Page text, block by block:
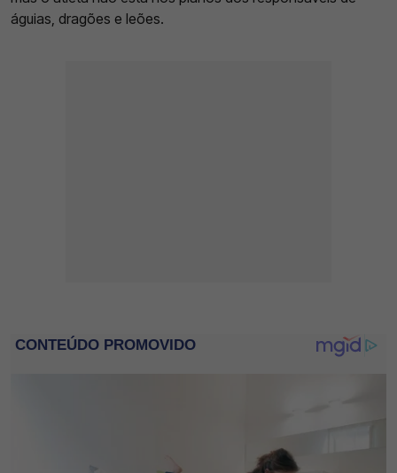
águias, dragões e leões.